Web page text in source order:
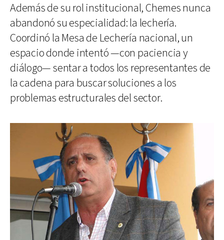
Además de su rol institucional, Chemes nunca
abandonó su especialidad: la lechería.
Coordinó la Mesa de Lechería nacional, un
espacio donde intentó —con paciencia y
diálogo— sentar a todos los representantes de
la cadena para buscar soluciones a los
problemas estructurales del sector.